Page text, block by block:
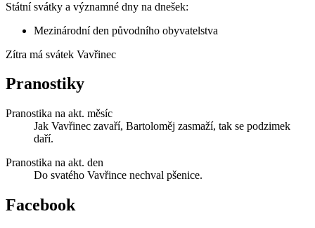
Státní svátky a významné dny na dnešek:
Mezinárodní den původního obyvatelstva
Zítra má svátek Vavřinec
Pranostiky
Pranostika na akt. měsíc
Jak Vavřinec zavaří, Bartoloměj zasmaží, tak se podzimek
daří.
Pranostika na akt. den
Do svatého Vavřince nechval pšenice.
Facebook